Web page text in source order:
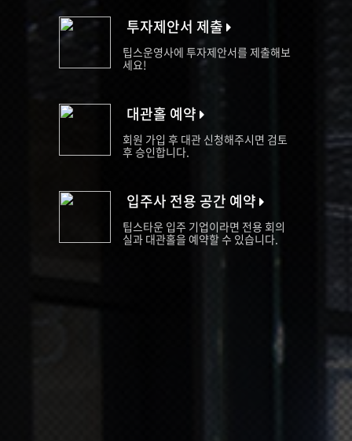
투자제안서 제출
팁스운영사에 투자제안서를 제출해보
세요!
대관홀 예약
회원 가입 후 대관 신청해주시면 검토
후 승인합니다.
입주사 전용 공간 예약
팁스타운 입주 기업이라면 전용 회의
실과 대관홀을 예약할 수 있습니다.